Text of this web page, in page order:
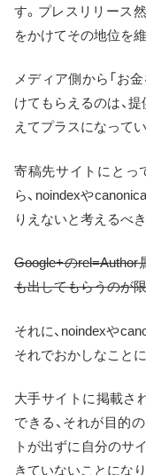
す。プレスリリース
をかけてその地位を
メディア側から「お
けてもらえるのは、
えてプラスになって
寄稿先サイトにとっ
ら、noindexや
りえないと考えるべき
Google+の
も出してもらうのが
それに、noindexや
それでおかしなことに
大手サイトに掲載さ
できる、それが目的
トが出ずに自分のサ
きていないことになり